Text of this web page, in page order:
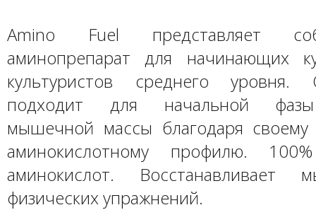
Amino Fuel представляет
аминопрепарат для начинающих
культуристов среднего
подходит для начальной
мышечной массы благодаря своему
аминокислотному профилю.
аминокислот.
физических упражнений.